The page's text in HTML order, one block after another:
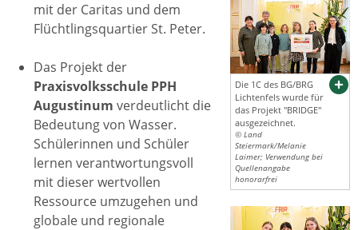
Die 1C des BG/BRG
Lichtenfels wurde für
das Projekt "BRIDGE"
ausgezeichnet.
© Land
Steiermark/Melanie
Laimer; Verwendung bei
Quellenangabe
honorarfrei
mit der Caritas und dem
Flüchtlingsquartier St. Peter.
Das Projekt der
Praxisvolksschule PPH
Augustinum verdeutlicht die
Bedeutung von Wasser.
Schülerinnen und Schüler
lernen verantwortungsvoll
mit dieser wertvollen
Ressource umzugehen und
globale und regionale